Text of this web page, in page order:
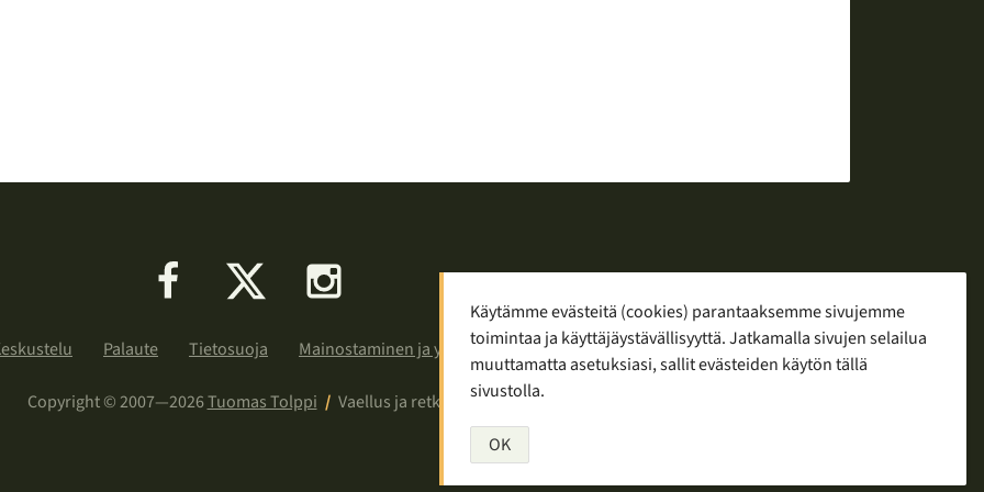
Facebook
Palaute Tietosuoja Mainostaminen ja yhteistyö
Copyright © 2007—2026Tuomas Tolppi / Vaellus ja retkeily
Käytämme evästeitä (cookies) parantaaksemme sivujemme
toimintaa ja käyttäjäystävällisyyttä. Jatkamalla sivujen selailua
muuttamatta asetuksiasi, sallit evästeiden käytön tällä
sivustolla.
OK